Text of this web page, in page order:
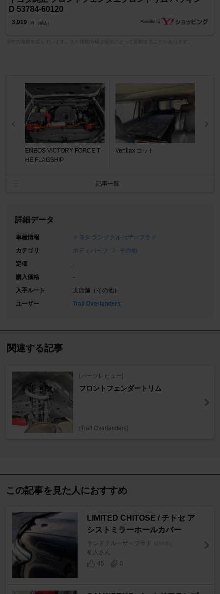
D 53784-60120
3,919 円 （税込）
ENEOS VICTORY FORCE T
HE FLAGSHIP
Ventlax コット
記事一覧
詳細データ
車種情報
トヨタ ランドクルーザープラド
カテゴリ
ボディパーツ
その他
定価
-
購入価格
-
入手ルート
実店舗（その他）
ユーザー
Trail Overlanders
関連する記事
[パーツレビュー]
フロントフェンダートリム
[Trail Overlanders]
この記事を見た人におすすめ
LIMITED CHITOSE / チトセ ア
シストミラーホールカバー
ランドクルーザープラド [150系]
杣人さん
45
0